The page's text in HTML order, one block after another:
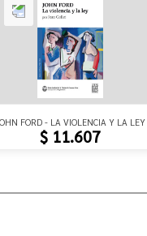
FORD - LA VIOLENCIA Y LA LEY
$ 11.607